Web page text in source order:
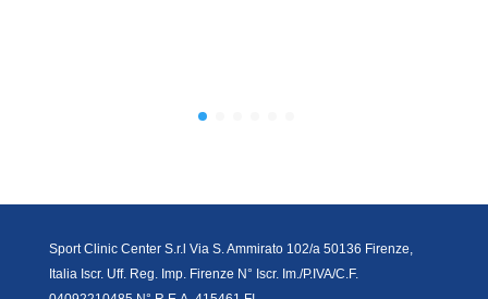
Sport Clinic Center S.r.l Via S. Ammirato 102/a 50136 Firenze,
Italia Iscr. Uff. Reg. Imp. Firenze N° Iscr. Im./P.IVA/C.F.